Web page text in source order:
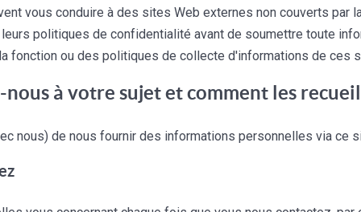
vous conduire à des sites Web externes non couverts par
politiques de confidentialité avant de soumettre toute
fonction ou des politiques de collecte d'informations de ces
à votre sujet et comment les
nous) de nous fournir des informations personnelles via ce